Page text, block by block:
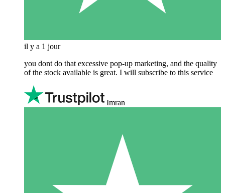
il y a 1 jour
you dont do that excessive pop-up marketing, and the quality
of the stock available is great. I will subscribe to this service
Imran